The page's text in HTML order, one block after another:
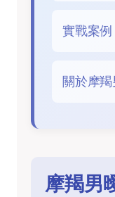
實戰案
關於摩
摩羯男